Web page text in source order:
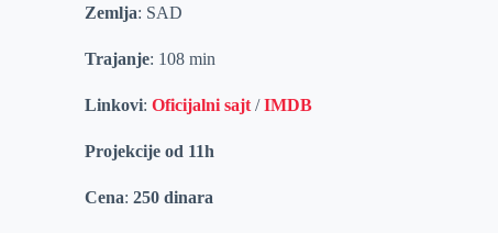
Zemlja: SAD
Trajanje: 108 min
Linkovi:Oficijalni sajt /IMDB
Projekcije od 11h
Cena:250 dinara